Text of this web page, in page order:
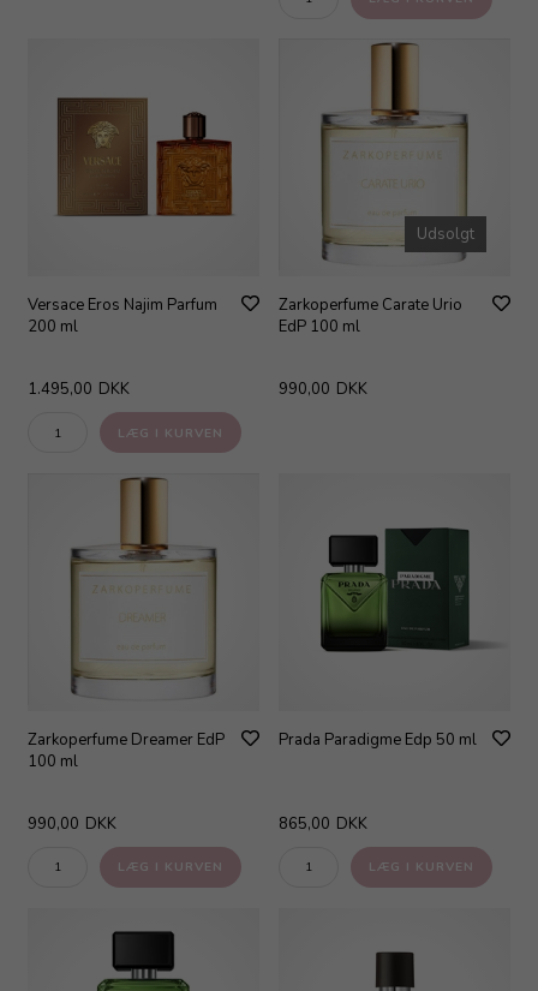
Versace Eros Najim Parfum
200 ml
1.495,00 DKK
Udsolgt
Zarkoperfume Carate Urio
EdP 100 ml
990,00 DKK
Zarkoperfume Dreamer EdP
100 ml
990,00 DKK
Prada Paradigme Edp 50 ml
865,00 DKK